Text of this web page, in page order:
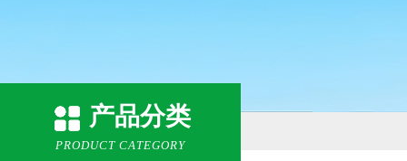
产品分类
PRODUCT CATEGORY